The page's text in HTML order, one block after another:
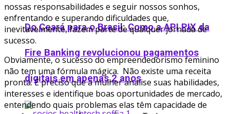
Do Ceará para o Brasil: Como a API PIX da
Fire Banking revolucionou pagamentos
digitais em apenas 2 anos
nossas responsabilidades e seguir nossos sonhos,
enfrentando e superando dificuldades que,
inevitavelmente, fazem parte de qualquer jornada de
sucesso.
Obviamente, o sucesso do empreendedorismo feminino
não tem uma fórmula mágica. Não existe uma receita
pronta. É preciso que a mulher analise suas habilidades,
interesses e identifique boas oportunidades de mercado,
entendendo quais problemas elas têm capacidade de